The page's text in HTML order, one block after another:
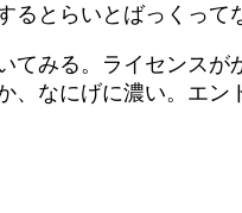
るとらいとばっくっ
てみる。ライセンス
、なにげに濃い。エ